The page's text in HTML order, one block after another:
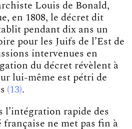
Louis de Bonald,
en 1808, le décret dit
pendant dix ans un
pour les Juifs de l’Est de
intervenues en
du décret révèlent à
lui-même est pétri de
13 .
l’intégration rapide des
française ne met pas fin à